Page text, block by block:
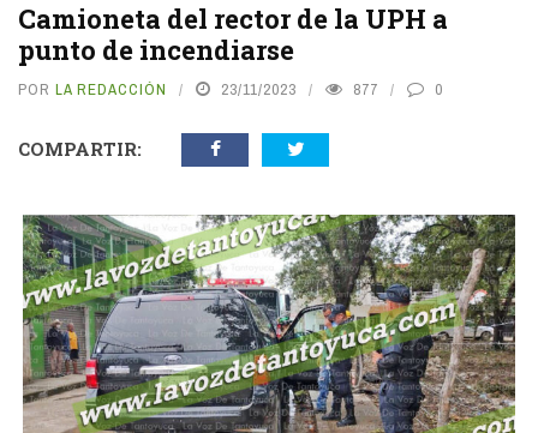
Camioneta del rector de la UPH a
punto de incendiarse
POR LA REDACCIÓN 23/11/2023 877 0
COMPARTIR: